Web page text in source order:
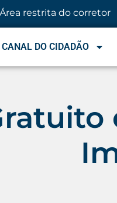
Área restrita do corretor
CANAL DO CIDADÃO